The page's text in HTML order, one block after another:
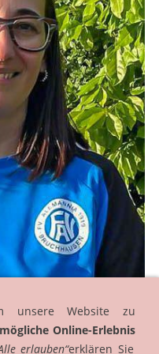
unsere Website zu
Online-Erlebnis
erlauben“erklären Sie